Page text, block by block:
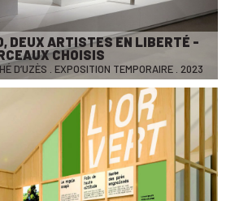
DEUX ARTISTES EN LIBERTÉ -
CHOISIS
D’UZÈS . EXPOSITION TEMPORAIRE . 2023